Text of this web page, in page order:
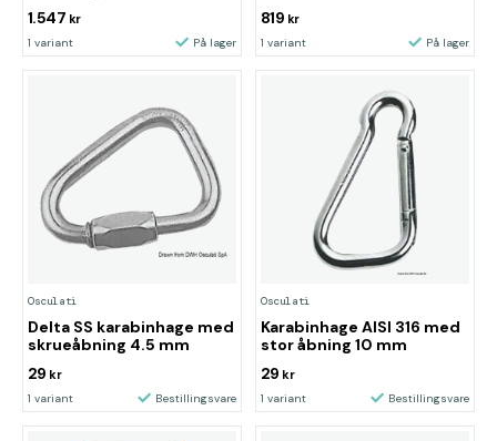
1.547 kr
1 variant På lager
819 kr
1 variant På lager
Osculati
Delta SS karabinhage med
skrueåbning 4.5 mm
29 kr
1 variant Bestillingsvare
Osculati
Karabinhage AISI 316 med
stor åbning 10 mm
29 kr
1 variant Bestillingsvare